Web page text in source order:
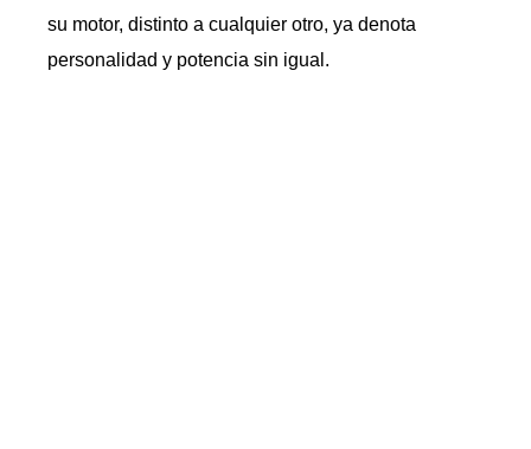
su motor, distinto a cualquier otro, ya denota
personalidad y potencia sin igual.